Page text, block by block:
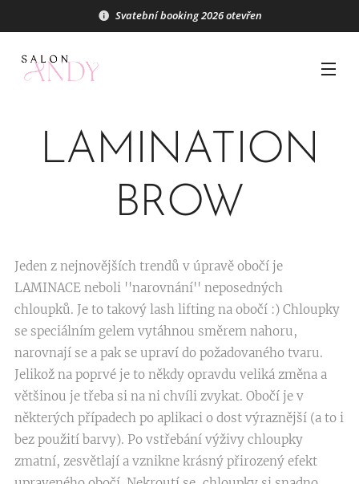
Svatební booking 2026 otevřen
LAMINATION
BROW
Jeden z nejnovějších trendů v úpravě obočí je
LAMINACE neboli ''narovnání'' neposedných
chloupků. Je to takový lash lifting na obočí :) Chloupky
se speciálním gelem vytáhnou směrem nahoru,
narovnají se a pak se upraví do požadovaného tvaru.
Jelikož na poprvé je to někdy opravdu veliká změna a
většinou je třeba si na ni chvíli zvykat. Obočí je v
některých případech po aplikaci o dost výraznější (a to i
bez použití barvy). Po vstřebání výživy chloupky
zmatní, zesvětlají a vznikne krásný přirozený efekt